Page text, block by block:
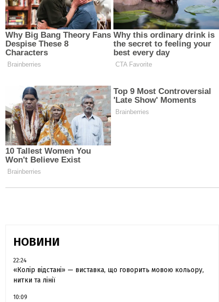
НОВИНИ
22:24
«Колір відстані» — виставка, що говорить мовою кольору,
нитки та лінії
10:09